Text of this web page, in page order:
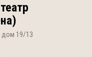
дом 19/13